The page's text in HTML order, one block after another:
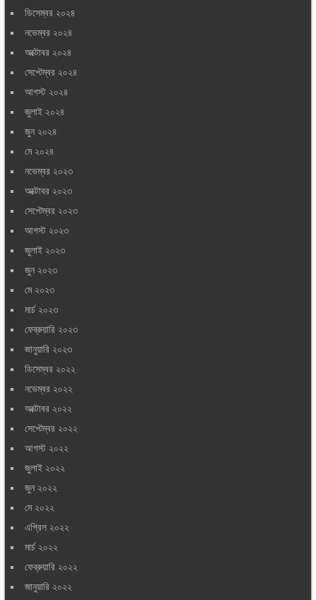
ডিসেম্বর ২০২৪
নভেম্বর ২০২৪
অক্টোবর ২০২৪
সেপ্টেম্বর ২০২৪
আগস্ট ২০২৪
জুলাই ২০২৪
জুন ২০২৪
মে ২০২৪
নভেম্বর ২০২৩
অক্টোবর ২০২৩
সেপ্টেম্বর ২০২৩
আগস্ট ২০২৩
জুলাই ২০২৩
জুন ২০২৩
মে ২০২৩
মার্চ ২০২৩
ফেব্রুয়ারি ২০২৩
জানুয়ারি ২০২৩
ডিসেম্বর ২০২২
নভেম্বর ২০২২
অক্টোবর ২০২২
সেপ্টেম্বর ২০২২
আগস্ট ২০২২
জুলাই ২০২২
জুন ২০২২
মে ২০২২
এপ্রিল ২০২২
মার্চ ২০২২
ফেব্রুয়ারি ২০২২
জানুয়ারি ২০২২